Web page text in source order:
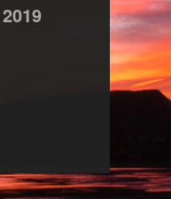
2019